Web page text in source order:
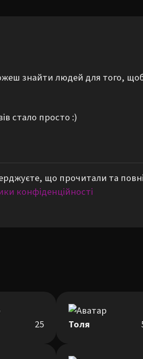
знайти людей для того,
стало просто :)
що прочитали та
конфіденційності
25 Толя